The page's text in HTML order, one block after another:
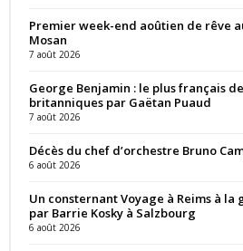
Premier week-end aoûtien de rêve
Mosan
7 août 2026
George Benjamin : le plus français
britanniques par Gaëtan Puaud
7 août 2026
Décès du chef d’orchestre Bruno
6 août 2026
Un consternant Voyage à Reims à
par Barrie Kosky à Salzbourg
6 août 2026